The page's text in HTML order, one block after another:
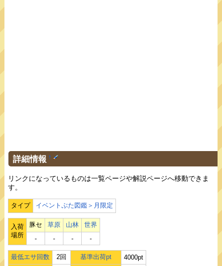
詳細情報 †
リンクになっているものは一覧ページや解説ページへ移動できま
す。
タイプ イベントぶた図鑑＞月限定
入荷
場所
豚セ 草原 山林
世界
‐
‐ ‐ ‐
最低エサ回数 2回 基準出荷pt
4000pt